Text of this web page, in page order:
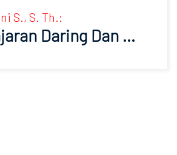
S., S. Th.:
Daring Dan …